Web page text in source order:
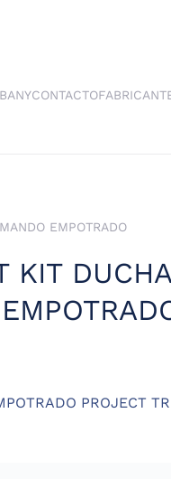
CONTACTO
EMPOTRADO
KIT DUCHA
PROJECT